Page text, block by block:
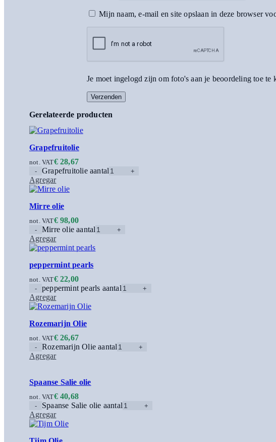
Mijn naam, e-mail en site opslaan in deze browser
Je moet ingelogd zijn om foto's aan je beoordeling toe te
Gerelateerde producten
Grapefruitolie
€28,67
not. VAT
Grapefruitolie aantal
Agregar
Mirre olie
€98,00
not. VAT
Mirre olie aantal
Agregar
peppermint pearls
€22,00
not. VAT
peppermint pearls aantal
Agregar
Rozemarijn Olie
€26,67
not. VAT
Rozemarijn Olie aantal
Agregar
Spaanse Salie olie
€40,68
not. VAT
Spaanse Salie olie aantal
Agregar